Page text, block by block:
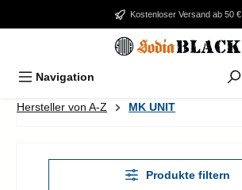
Zum Hauptinhalt springenKostenloser Versand ab 50 €
Navigation
Hersteller von A-Z MK UNIT
Produkte filtern